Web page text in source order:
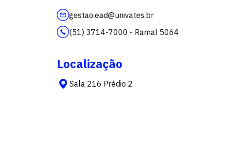
gestao.ead@univates.br
(51) 3714-7000 - Ramal 5064
Localização
Sala 216 Prédio 2